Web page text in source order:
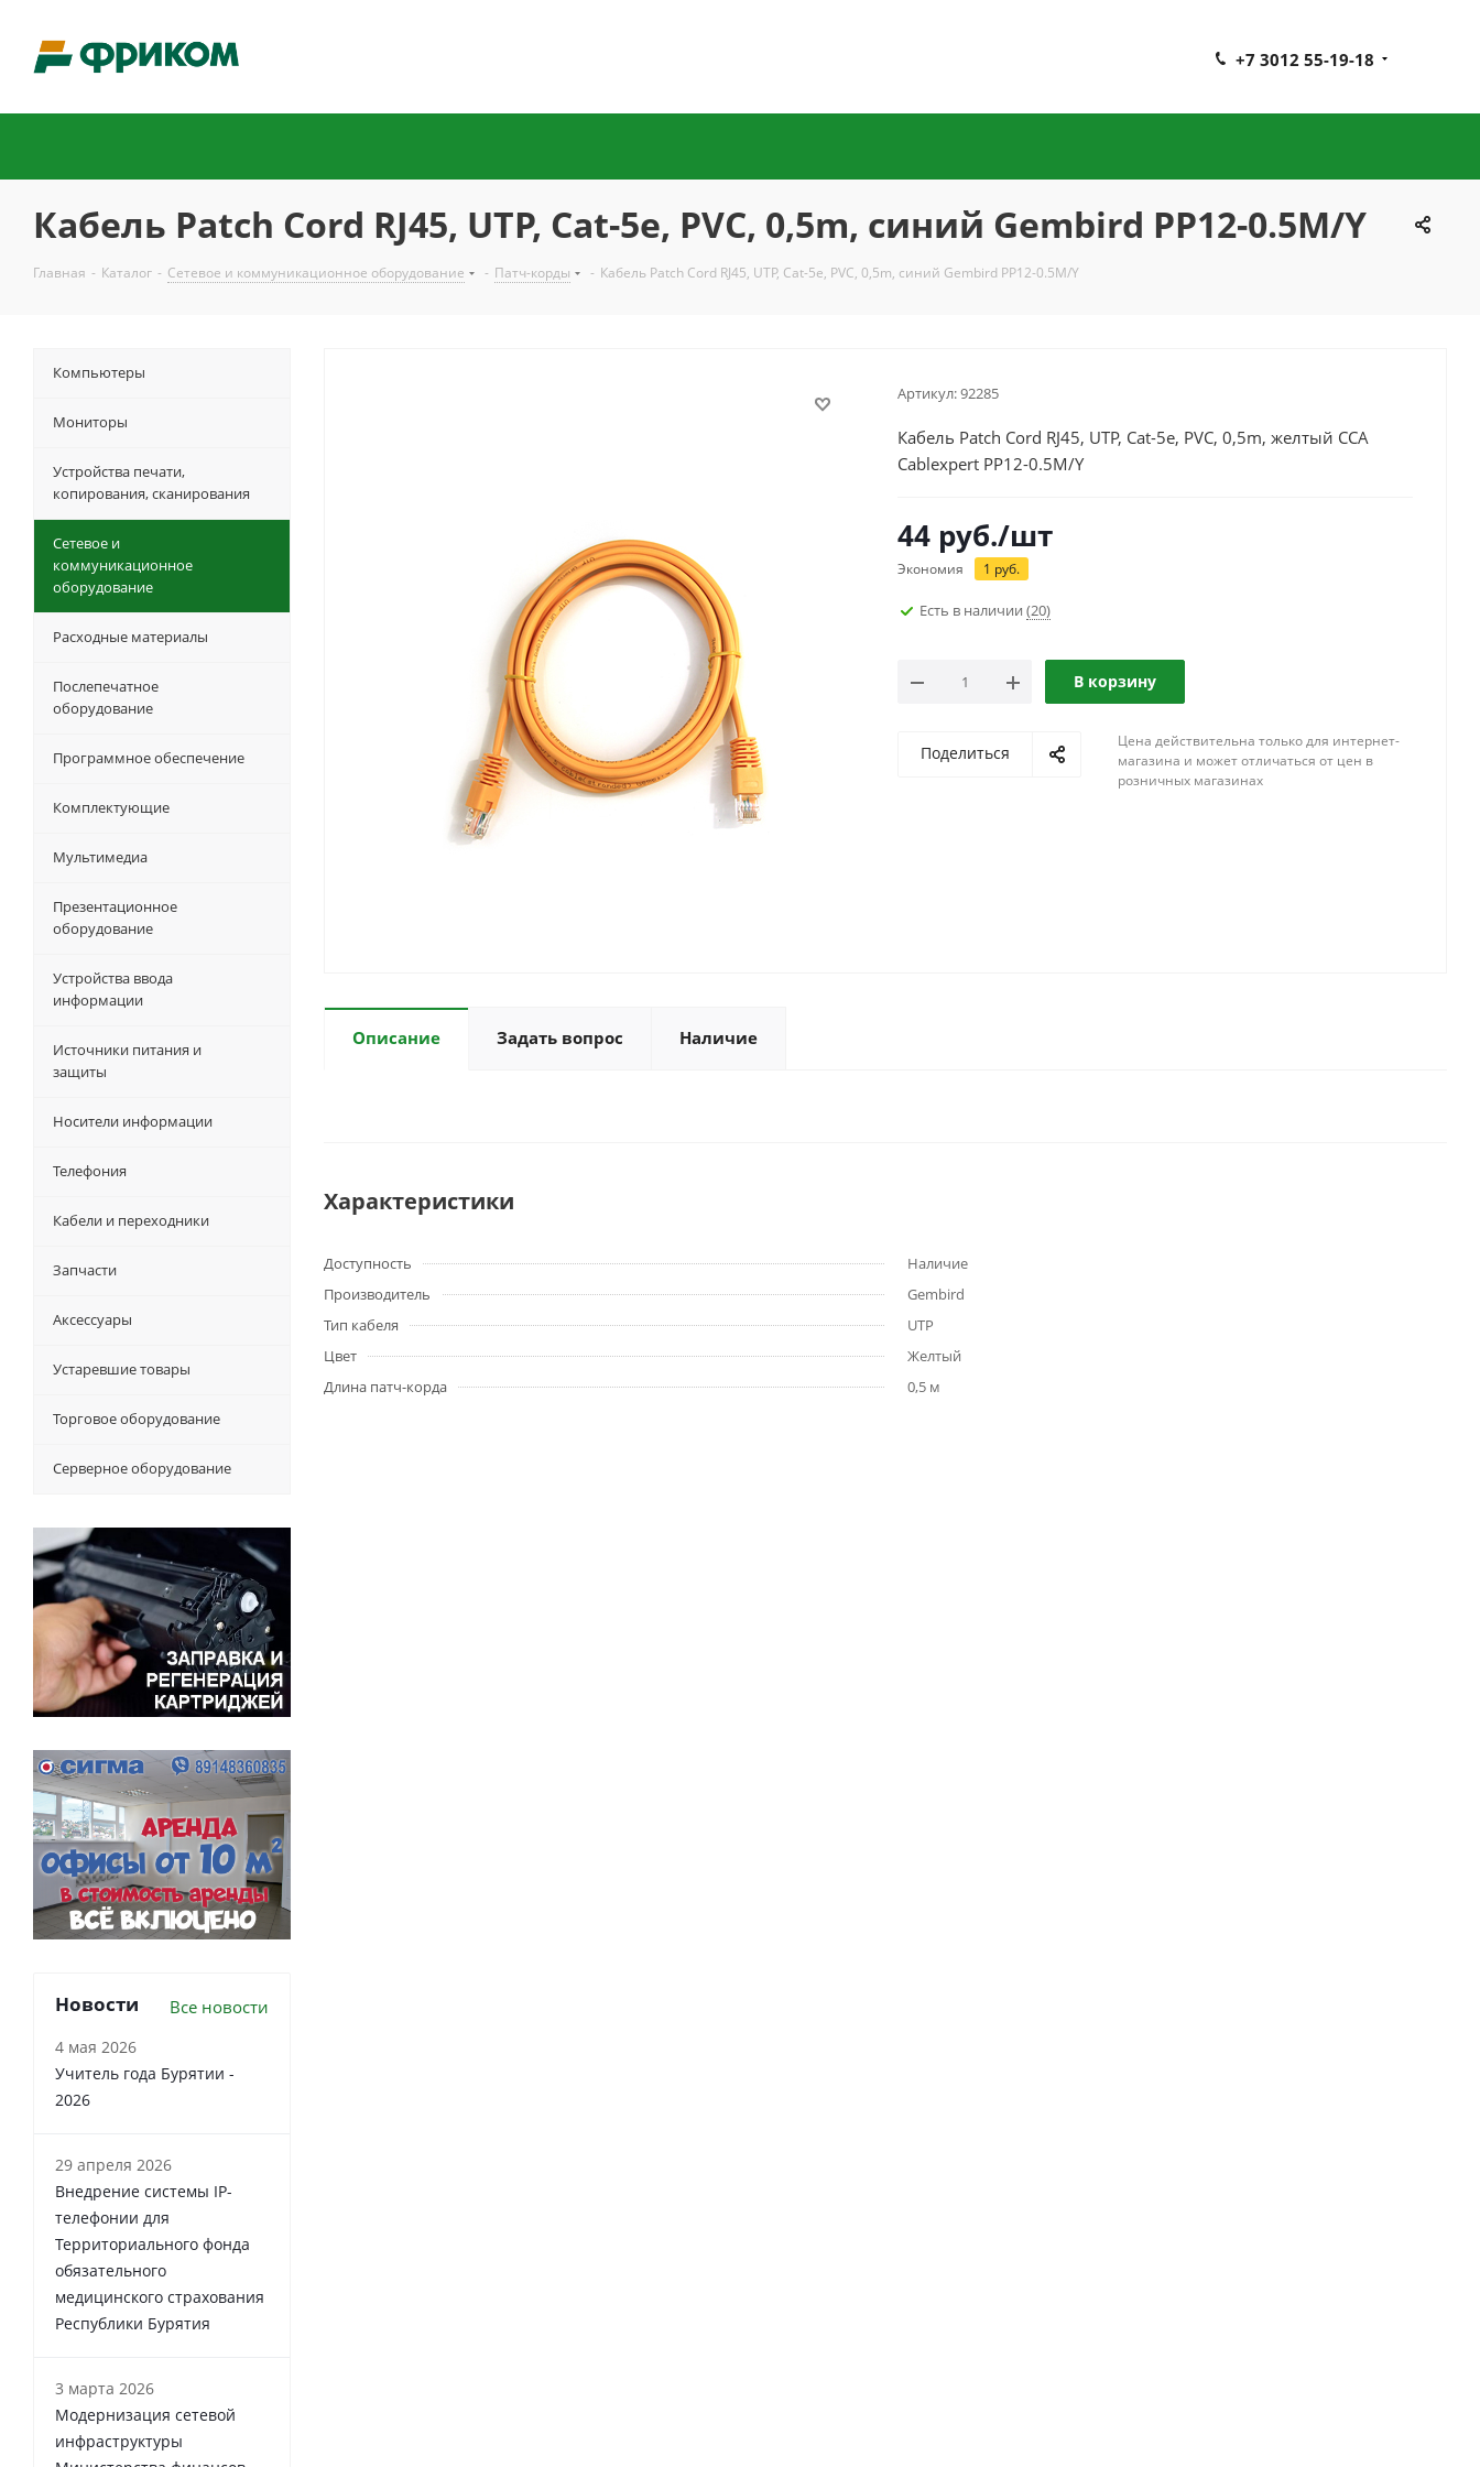
+7 3012 55-19-18
Кабель Patch Cord RJ45, UTP, Cat-5e, PVC, 0,5m, синий Gembird PP12-0.5M/Y
Главная - Каталог - Сетевое и коммуникационное оборудование - Патч-корды - Кабель Patch Cord RJ45, UTP, Cat-5e, PVC, 0,5m, синий Gembird PP12-0.5M/Y
Артикул:92285
Кабель Patch Cord RJ45, UTP, Cat-5e, PVC, 0,5m, желтый CCA
Cablexpert PP12-0.5M/Y
44 руб./шт
Экономия 1 руб.
Есть в наличии (20)
В корзину
Поделиться
Цена действительна только для интернет-
магазина и может отличаться от цен в
розничных магазинах
Описание Задать вопрос Наличие
Характеристики
Доступность
Наличие
Производитель
Gembird
Тип кабеля
UTP
Цвет
Желтый
Длина патч-корда
0,5 м
Компьютеры
Мониторы
Устройства печати,
копирования, сканирования
Сетевое и
коммуникационное
оборудование
Расходные материалы
Послепечатное
оборудование
Программное обеспечение
Комплектующие
Мультимедиа
Презентационное
оборудование
Устройства ввода
информации
Источники питания и
защиты
Носители информации
Телефония
Кабели и переходники
Запчасти
Аксессуары
Устаревшие товары
Торговое оборудование
Серверное оборудование
Новости Все новости
4 мая 2026
Учитель года Бурятии -
2026
29 апреля 2026
Внедрение системы IP-
телефонии для
Территориального фонда
обязательного
медицинского страхования
Республики Бурятия
3 марта 2026
Модернизация сетевой
инфраструктуры